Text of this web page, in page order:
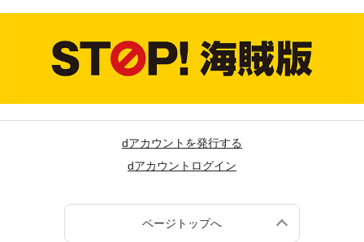
dアカウントを発行する
dアカウントログイン
ページトップへ